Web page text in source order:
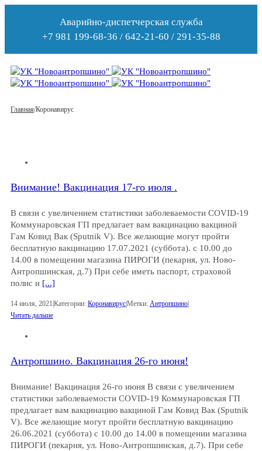
Аварийно-диспетчерская служба
+7 981 199-68-36 / 642-21-60 / 291-35-88
Главная/Коронавирус
Внимание! Вакцинация 17-го июля .
В связи с увеличением статистики заболеваемости COVID-19
Коммунаровская ГП предлагает вам вакцинацию вакциной
Гам Ковид Вак (Sputnik V). Все желающие могут пройти
бесплатную вакцинацию 17.07.2021 (суббота). с 10.00 до
14.00 в помещении магазина ПИРОГИ (пекарня, ул. Ново-
Антропшинская, д.7) При себе иметь паспорт, страховой
полис и [...]
14 июля, 2021 |Категории: Коронавирус|Метки: Антропшино|
Читать дальше
Антропшино. Вакцинация 26-го июня!
Внимание! Вакцинация 26-го июня В связи с увеличением
статистики заболеваемости COVID-19 Коммунаровская ГП
предлагает вам вакцинацию вакциной Гам Ковид Вак (Sputnik
V). Все желающие могут пройти бесплатную вакцинацию
26.06.2021 (суббота) с 10.00 до 14.00 в помещении магазина
ПИРОГИ (пекарня, ул. Ново-Антропшинская, д.7). При себе